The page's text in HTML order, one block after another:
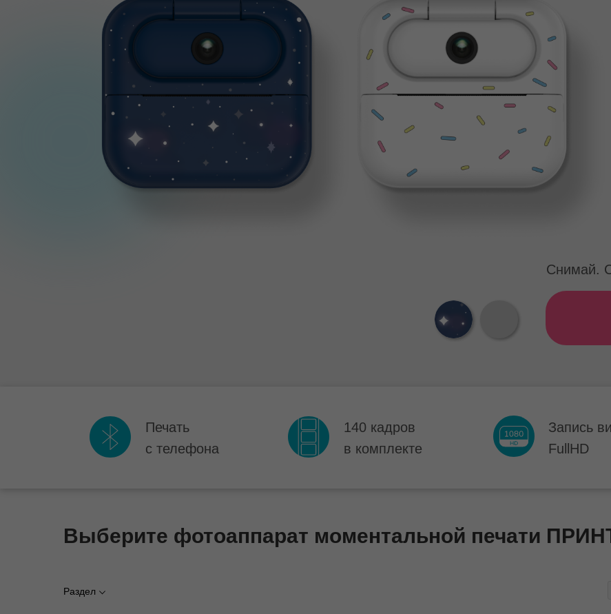
Снимай.
Запись
FullHD
140 кадров
в комплекте
Печать
с телефона
Выберите фотоаппарат моментальной печати
Раздел